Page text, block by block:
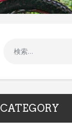
CATEGORY